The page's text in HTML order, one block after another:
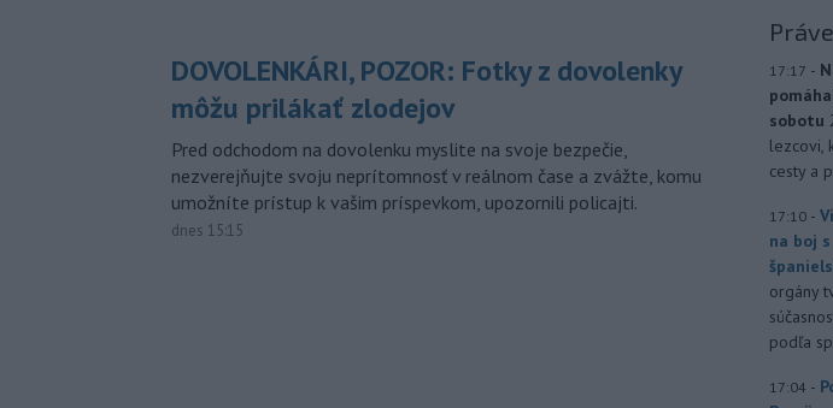
DOVOLENKÁRI, POZOR: Fotky z dovolenky
môžu prilákať zlodejov
Pred odchodom na dovolenku myslite na svoje bezpečie,
nezverejňujte svoju neprítomnosť v reálnom čase a zvážte, komu
umožníte prístup k vašim príspevkom, upozornili policajti.
dnes 15:15
17:17 -
sobotu
lezcovi,
cesty a
17:10 -
na boj
orgány
podľa
17:04 -